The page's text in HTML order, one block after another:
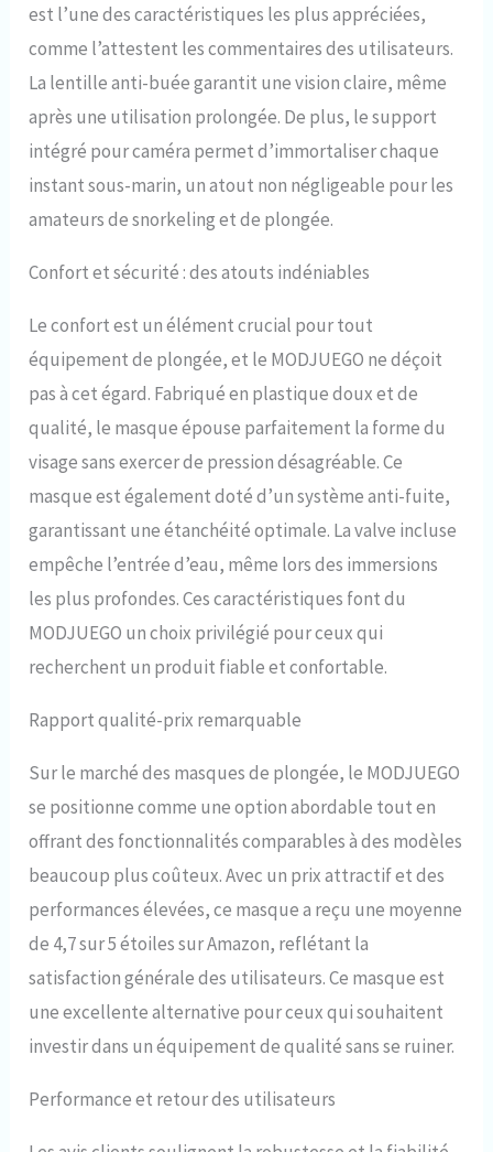
masque de plongée rapidement
silicone de qualité alimentaire,
sans odeur, sans oxydation ni
décoloration, et surtout, il ne
provoque pas d'allergies
cutanées Design intégral à 180°
: le masque de plongée
panoramique vous offre une vue
supérieure pour de belles
est l’une des caractéristiques les plus appréciées,
comme l’attestent les commentaires des utilisateurs.
La lentille anti-buée garantit une vision claire, même
après une utilisation prolongée. De plus, le support
intégré pour caméra permet d’immortaliser chaque
instant sous-marin, un atout non négligeable pour les
amateurs de snorkeling et de plongée.
Confort et sécurité : des atouts indéniables
Le confort est un élément crucial pour tout
équipement de plongée, et le MODJUEGO ne déçoit
pas à cet égard. Fabriqué en plastique doux et de
qualité, le masque épouse parfaitement la forme du
visage sans exercer de pression désagréable. Ce
masque est également doté d’un système anti-fuite,
garantissant une étanchéité optimale. La valve incluse
empêche l’entrée d’eau, même lors des immersions
les plus profondes. Ces caractéristiques font du
MODJUEGO un choix privilégié pour ceux qui
recherchent un produit fiable et confortable.
Rapport qualité-prix remarquable
Sur le marché des masques de plongée, le MODJUEGO
se positionne comme une option abordable tout en
offrant des fonctionnalités comparables à des modèles
beaucoup plus coûteux. Avec un prix attractif et des
performances élevées, ce masque a reçu une moyenne
de 4,7 sur 5 étoiles sur Amazon, reflétant la
satisfaction générale des utilisateurs. Ce masque est
une excellente alternative pour ceux qui souhaitent
investir dans un équipement de qualité sans se ruiner.
Performance et retour des utilisateurs